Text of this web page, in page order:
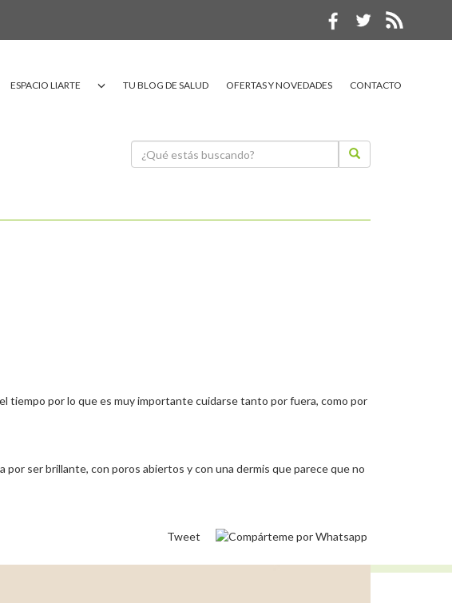
ESPACIO LIARTE TU BLOG DE SALUD OFERTAS Y NOVEDADES CONTACTO
tiempo por lo que es muy importante cuidarse tanto por fuera, como por
ser brillante, con poros abiertos y con una dermis que parece que no
Tweet